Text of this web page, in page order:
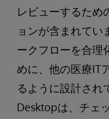
レビューするため
ョンが含まれてい
ークフローを合理
めに、他の医療IT
るように設計され
Desktopは、チェ